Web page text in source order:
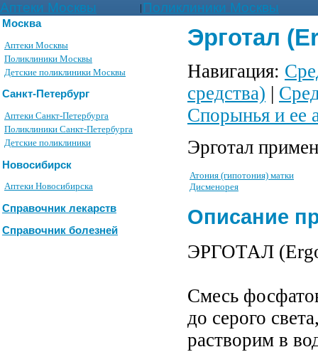
Аптеки Москвы | Поликлиники Москвы
Москва
Аптеки Москвы
Поликлиники Москвы
Детские поликлиники Москвы
Санкт-Петербург
Аптеки Санкт-Петербурга
Поликлиники Санкт-Петербурга
Детские поликлиники
Новосибирск
Аптеки Новосибирска
Справочник лекарств
Справочник болезней
Эрготал
Навигация:
средства) |
Спорынья и ее
Эрготал
Атония (гипотония) матки
Дисменорея
Описание
ЭРГОТАЛ
Смесь
до серого
растворим в